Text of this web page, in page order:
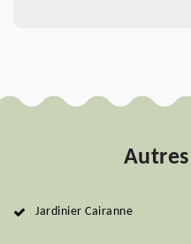
Jardinier Cairanne